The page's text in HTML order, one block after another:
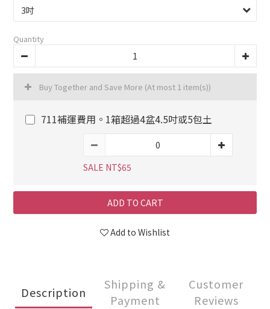
Quantity
Buy Together and Save More (At most 1 item(s))
711補運費用。1箱超過4盆4.5吋或5包土
SALE NT$65
ADD TO CART
Add to Wishlist
Description
Shipping &
Payment
Customer
Reviews